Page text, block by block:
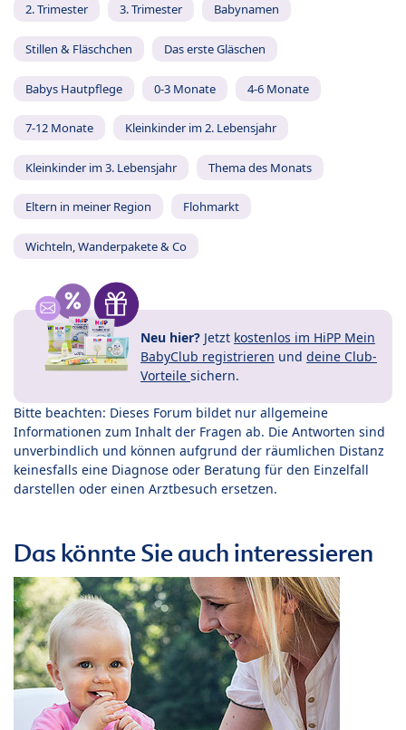
2. Trimester 3. Trimester Babynamen
Stillen & Fläschchen Das erste Gläschen
Babys Hautpflege 0-3 Monate 4-6 Monate
7-12 Monate Kleinkinder im 2. Lebensjahr
Kleinkinder im 3. Lebensjahr Thema des Monats
Eltern in meiner Region Flohmarkt
Wichteln, Wanderpakete & Co
Neu hier? Jetzt kostenlos im HiPP Mein
BabyClub registrieren und deine Club-
Vorteile sichern.
Bitte beachten: Dieses Forum bildet nur allgemeine
Informationen zum Inhalt der Fragen ab. Die Antworten sind
unverbindlich und können aufgrund der räumlichen Distanz
keinesfalls eine Diagnose oder Beratung für den Einzelfall
darstellen oder einen Arztbesuch ersetzen.
Das könnte Sie auch interessieren